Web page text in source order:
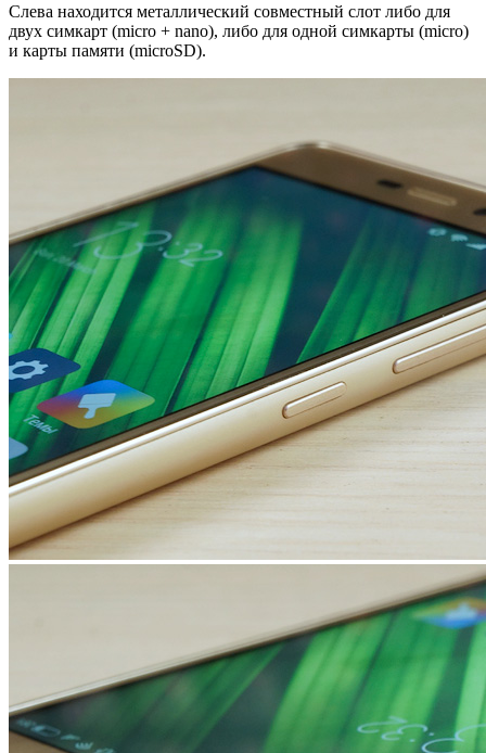
Слева находится металлический совместный слот либо для
двух симкарт (micro + nano), либо для одной симкарты (micro)
и карты памяти (microSD).